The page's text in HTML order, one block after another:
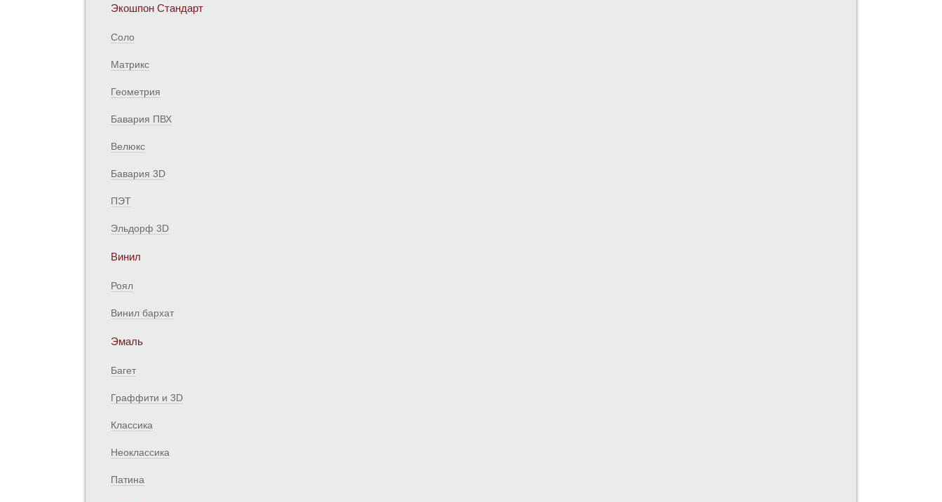
Экошпон Стандарт
Соло
Матрикс
Геометрия
Бавария ПВХ
Велюкс
Бавария 3D
ПЭТ
Эльдорф 3D
Винил
Роял
Винил бархат
Эмаль
Багет
Граффити и 3D
Классика
Неоклассика
Патина